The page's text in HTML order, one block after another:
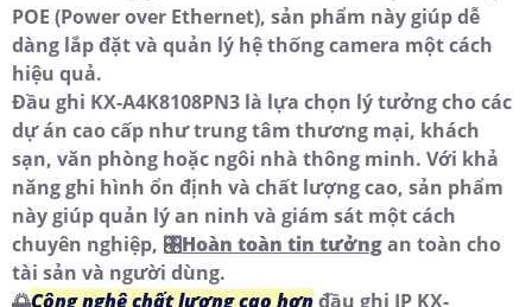
POE (Power over Ethernet), sản phẩm này giúp dễ
dàng lắp đặt và quản lý hệ thống camera một cách
hiệu quả.
Đầu ghi KX-A4K8108PN3 là lựa chọn lý tưởng cho các
dự án cao cấp như trung tâm thương mại, khách
sạn, văn phòng hoặc ngôi nhà thông minh. Với khả
năng ghi hình ổn định và chất lượng cao, sản phẩm
này giúp quản lý an ninh và giám sát một cách
chuyên nghiệp, 🎛Hoàn toàn tin tưởngan toàn cho
tài sản và người dùng.
🌅Công nghệ chất lượng cao hơnđầu ghi IP KX-